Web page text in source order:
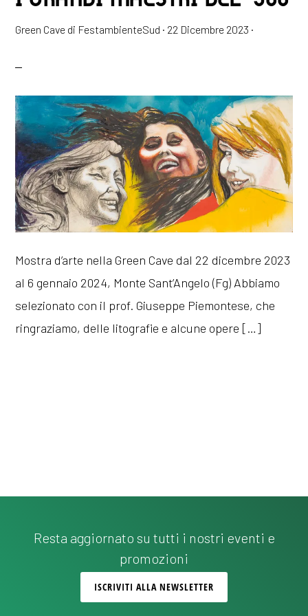
Green Cave di FestambienteSud · 22 Dicembre 2023 ·
Mostra d’arte nella Green Cave dal 22 dicembre 2023
al 6 gennaio 2024, Monte Sant’Angelo (Fg) Abbiamo
selezionato con il prof. Giuseppe Piemontese, che
ringraziamo, delle litografie e alcune opere […]
Resta aggiornato su tutti i nostri eventi e
promozioni
ISCRIVITI ALLA NEWSLETTER